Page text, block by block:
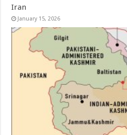
Iran
January 15, 2026